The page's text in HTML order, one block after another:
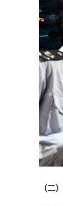
（二）